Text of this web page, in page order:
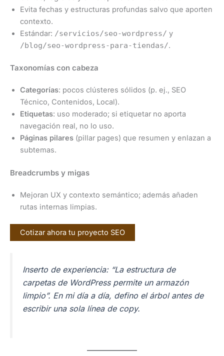
Evita fechas y estructuras profundas salvo que aporten
contexto.
Estándar: /servicios/seo-wordpress/ y
/blog/seo-wordpress-para-tiendas/.
Taxonomías con cabeza
Categorías: pocos clústeres sólidos (p. ej., SEO
Técnico, Contenidos, Local).
Etiquetas: uso moderado; si etiquetar no aporta
navegación real, no lo uso.
Páginas pilares (pillar pages) que resumen y enlazan a
subtemas.
Breadcrumbs y migas
Mejoran UX y contexto semántico; además añaden
rutas internas limpias.
Cotizar ahora tu proyecto SEO
Inserto de experiencia: “La estructura de
carpetas de WordPress permite un armazón
limpio”. En mi día a día, defino el árbol antes de
escribir una sola línea de copy.